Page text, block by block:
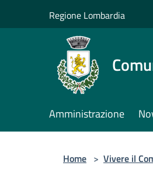
Regione Lombardia
Amministrazione
Home > Vivere il